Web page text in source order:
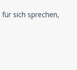
sich sprechen,